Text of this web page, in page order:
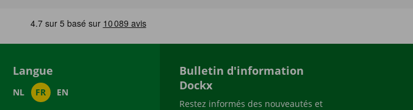
Langue
NL FR EN
Bulletin d'information
Dockx
Restez informés des nouveautés et